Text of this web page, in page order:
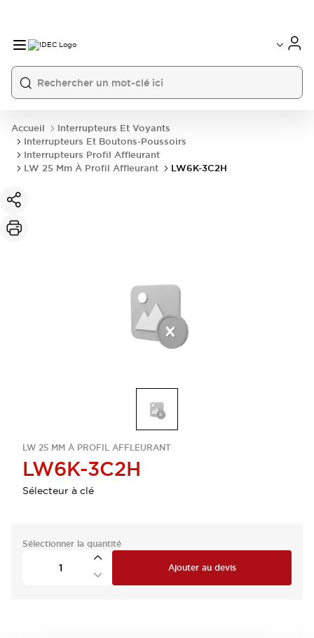
Accueil
Interrupteurs Et Voyants
Interrupteurs Et Boutons-Poussoirs
Interrupteurs Profil Affleurant
LW 25 Mm À Profil Affleurant
LW6K-3C2H
LW 25 MM À PROFIL AFFLEURANT
LW6K-3C2H
Sélecteur à clé
Sélectionner la quantité
Ajouter au devis